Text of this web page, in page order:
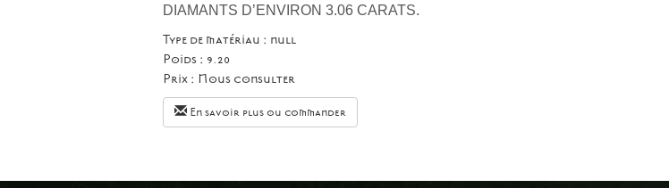
DIAMANTS D’ENVIRON 3.06 CARATS.
Type de matériau : null
Poids : 9.20
Prix : Nous consulter
En savoir plus ou commander